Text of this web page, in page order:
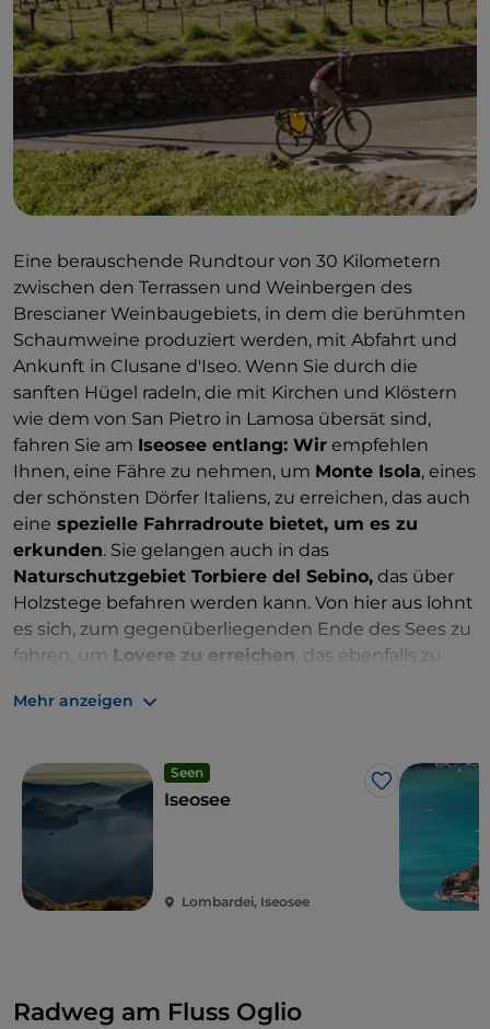
Eine berauschende Rundtour von 30 Kilometern
zwischen den Terrassen und Weinbergen des
Brescianer Weinbaugebiets, in dem die berühmten
Schaumweine produziert werden, mit Abfahrt und
Ankunft in Clusane d'Iseo. Wenn Sie durch die
sanften Hügel radeln, die mit Kirchen und Klöstern
wie dem von San Pietro in Lamosa übersät sind,
fahren Sie am Iseosee entlang: Wir empfehlen
Ihnen, eine Fähre zu nehmen, um Monte Isola, eines
der schönsten Dörfer Italiens, zu erreichen, das auch
eine spezielle Fahrradroute bietet, um es zu
erkunden. Sie gelangen auch in das
Naturschutzgebiet Torbiere del Sebino, das über
Holzstege befahren werden kann. Von hier aus lohnt
es sich, zum gegenüberliegenden Ende des Sees zu
fahren, um Lovere zu erreichen , das ebenfalls zu
Mehr anzeigen
Seen
Like
Iseosee
Lombardei, Iseosee
Radweg am Fluss Oglio